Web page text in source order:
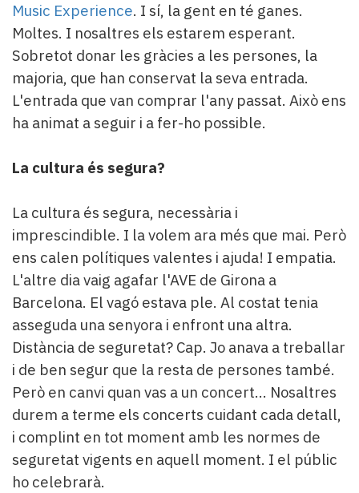
Music Experience. I sí, la gent en té ganes.
Moltes. I nosaltres els estarem esperant.
Sobretot donar les gràcies a les persones, la
majoria, que han conservat la seva entrada.
L'entrada que van comprar l'any passat. Això ens
ha animat a seguir i a fer-ho possible.
La cultura és segura?
La cultura és segura, necessària i
imprescindible. I la volem ara més que mai. Però
ens calen polítiques valentes i ajuda! I empatia.
L'altre dia vaig agafar l'AVE de Girona a
Barcelona. El vagó estava ple. Al costat tenia
asseguda una senyora i enfront una altra.
Distància de seguretat? Cap. Jo anava a treballar
i de ben segur que la resta de persones també.
Però en canvi quan vas a un concert... Nosaltres
durem a terme els concerts cuidant cada detall,
i complint en tot moment amb les normes de
seguretat vigents en aquell moment. I el públic
ho celebrarà.